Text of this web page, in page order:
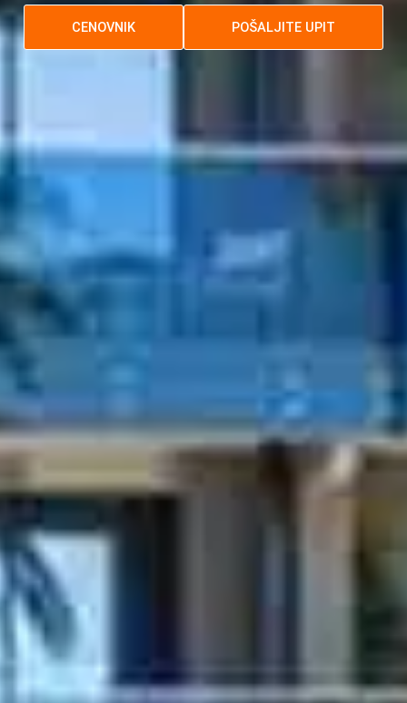
CENOVNIK POŠALJITE UPIT